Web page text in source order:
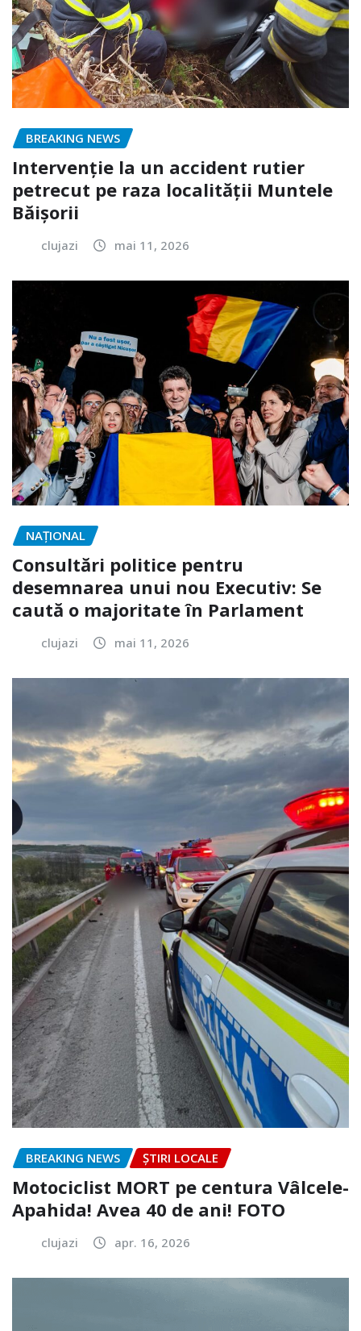
BREAKING NEWS
Intervenție la un accident rutier
petrecut pe raza localității Muntele
Băișorii
clujazi mai 11, 2026
NAŢIONAL
Consultări politice pentru
desemnarea unui nou Executiv: Se
caută o majoritate în Parlament
clujazi mai 11, 2026
BREAKING NEWS ȘTIRI LOCALE
Motociclist MORT pe centura Vâlcele-
Apahida! Avea 40 de ani! FOTO
clujazi apr. 16, 2026